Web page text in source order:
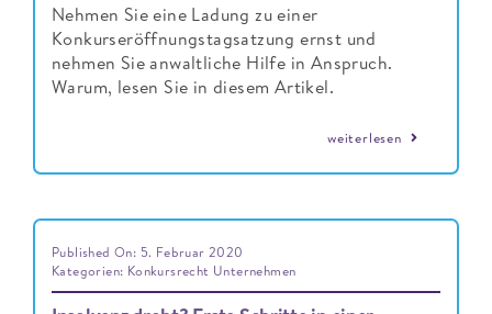
Nehmen Sie eine Ladung zu einer
Konkurseröffnungstagsatzung ernst und
nehmen Sie anwaltliche Hilfe in Anspruch.
Warum, lesen Sie in diesem Artikel.
weiterlesen
Published On: 5. Februar 2020
Kategorien: Konkursrecht Unternehmen